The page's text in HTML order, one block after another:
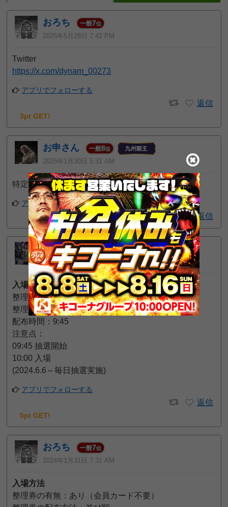
おろち 一般7位
2025年5月28日 7:42 PM
Twitter
https://x.com/dynam_00273
アプリでフォローする
返信
3pt GET!
お申さん 一般8位
2025年1月30日 5:31 AM
特定日は７のつく日です。
アプリでフォローする
返信
ねろ プロ10
2024年6月22日 2:47 AM
入場方法
整理券の有無：あり（会員カード不要）
整理券の配布方法：抽選
配布時間：9:45
注意点：
09:45 抽選開始
10:00 入場
(2024.6.6～毎日抽選実施)
アプリでフォローする
返信
5pt GET!
おろち 一般7位
2024年1月31日 7:31 AM
入場方法
整理券の有無：あり（会員カード不要）